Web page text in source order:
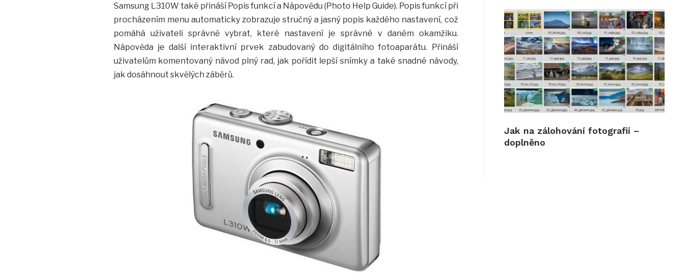
Samsung L310W také přináší Popis funkcí a Nápovědu (Photo Help Guide). Popis funkcí při
procházením menu automaticky zobrazuje stručný a jasný popis každého nastavení, což
pomáhá uživateli správně vybrat, které nastavení je správné v daném okamžiku.
Nápověda je další interaktivní prvek zabudovaný do digitálního fotoaparátu. Přináší
uživatelům komentovaný návod plný rad, jak pořídit lepší snímky a také snadné návody,
jak dosáhnout skvělých záběrů.
Jak na zálohování fotografií –
doplněno